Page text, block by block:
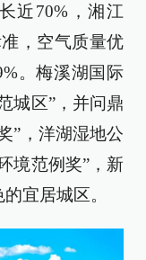
近70%，湘江
，空气质量优
。梅溪湖国际
城区”，并问鼎
”，洋湖湿地公
境范例奖”，新
宜居城区。